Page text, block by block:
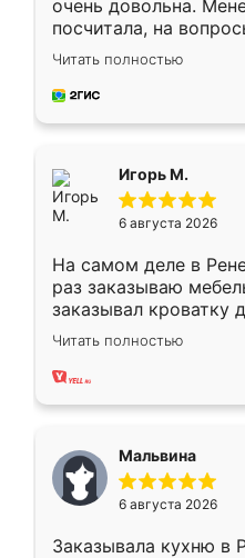
очень довольна.
посчитала, на
Замерщик приехал в
делу со всей
за день, ребята
Читать полностью
Игорь М.
6 августа 2026
На самом деле в
раз заказываю
заказывал кроватку
ребёнка при его
заказал шкаф-купе.
хорошее сборка
меньше, здесь же он
Мне нравится ,если
мебели буду
Читать полностью
Мальвина
6 августа 2026
Заказывала кухню в